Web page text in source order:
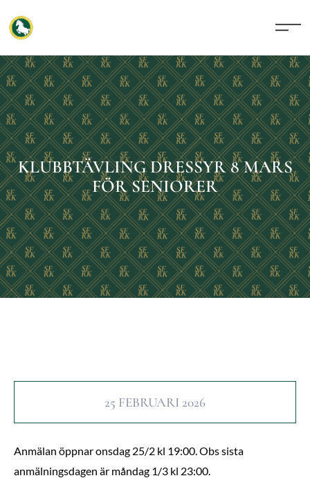
KLUBBTÄVLING DRESSYR 8 MARS
FÖR SENIORER
25 FEBRUARI 2026
Anmälan öppnar onsdag 25/2 kl 19:00. Obs sista
anmälningsdagen är måndag 1/3 kl 23:00.